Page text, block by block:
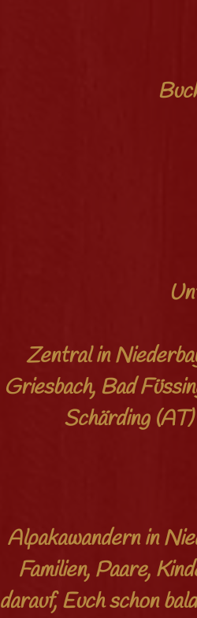
Zentral in
Griesbach, Bad
Schärding
Alpakawandern in
Familien, Paare,
darauf, Euch schon